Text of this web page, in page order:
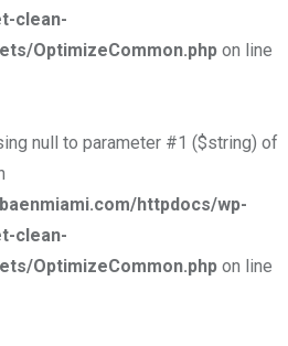
clean-
OptimizeCommon.php on line
null to parameter #1 ($string) of
httpdocs/wp-
clean-
OptimizeCommon.php on line